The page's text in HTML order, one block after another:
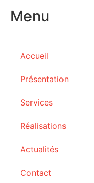
Menu
Accueil
Présentation
Services
Réalisations
Actualités
Contact